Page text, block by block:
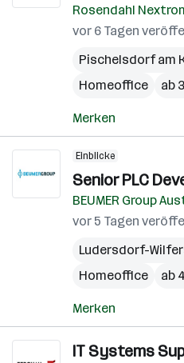
Rosendahl
vor 6 Tagen
Pischelsdorf am
Homeoffice
ab
Merken
Einblicke
Senior PLC
BEUMER Group
vor 5 Tagen
Ludersdorf-
Homeoffice
ab
Merken
IT Systems